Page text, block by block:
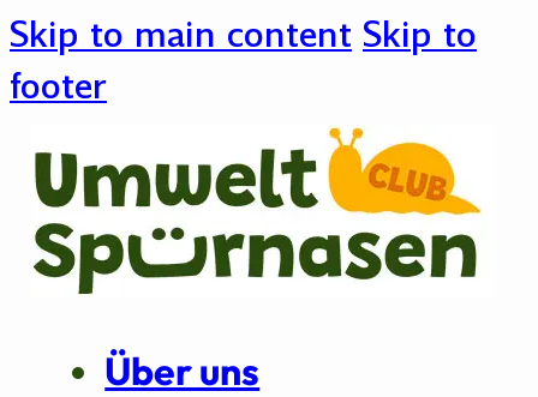
Skip to main content Skip to
footer
Über uns